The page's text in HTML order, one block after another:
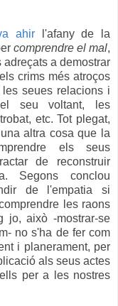
ahirl'afany de la
comprendre el mal,
a demostrar
crims més atroços
seues relacions i
seu voltant, les
etc. Tot plegat,
altra cosa que la
els seus
de reconstruir
Segons conclou
de l'empatia si
les raons
jo, això -mostrar-se
no s'ha de fer com
i planerament, per
als seus actes
per a les nostres